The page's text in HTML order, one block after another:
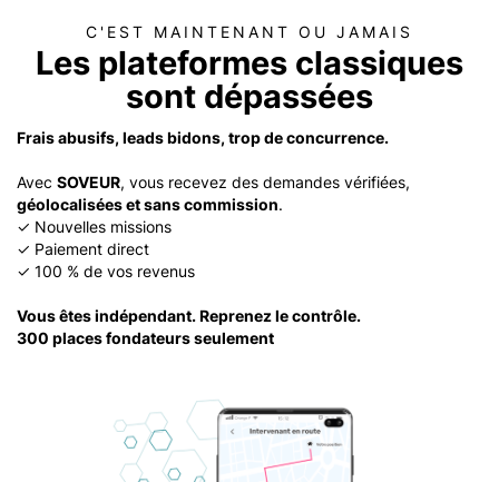
C'EST MAINTENANT OU JAMAIS
Les plateformes classiques
sont dépassées
Frais abusifs, leads bidons, trop de concurrence.
Avec SOVEUR, vous recevez des demandes vérifiées,
géolocalisées et sans commission.
✓ Nouvelles missions
✓ Paiement direct
✓ 100 % de vos revenus
Vous êtes indépendant. Reprenez le contrôle.
300 places fondateurs seulement